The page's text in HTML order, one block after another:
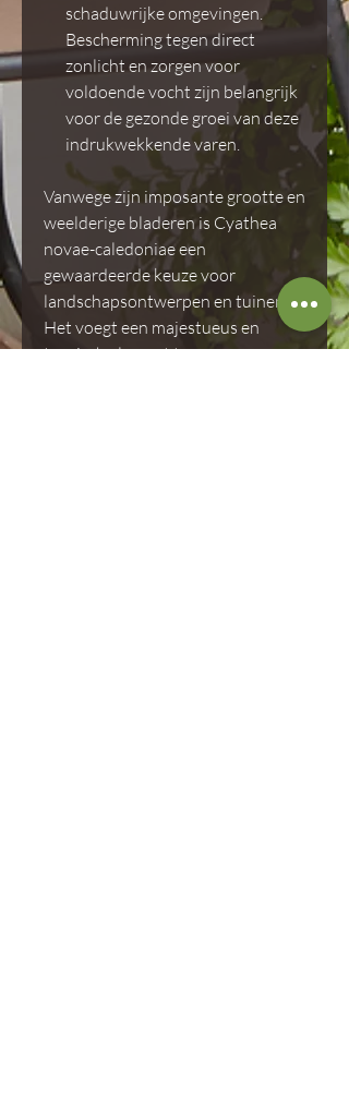
schaduwrijke omgevingen.
Bescherming tegen direct
zonlicht en zorgen voor
voldoende vocht zijn belangrijk
voor de gezonde groei van deze
indrukwekkende varen.
Vanwege zijn imposante grootte en
weelderige bladeren is Cyathea
novae-caledoniae een
gewaardeerde keuze voor
landschapsontwerpen en tuinen.
Het voegt een majestueus en
tropisch element toe aan